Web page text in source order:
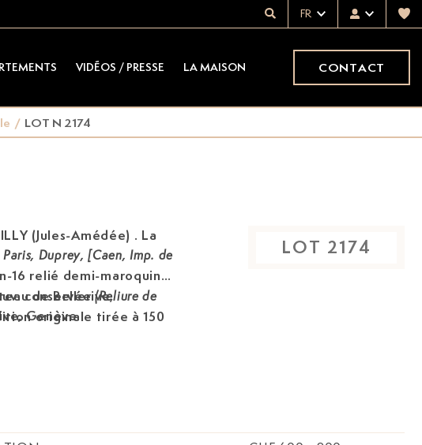
FR
VIDÉOS / PRESSE LA MAISON CONTACT
/ LOT N 2174
(Jules-Amédée) . La
Paris, Duprey, [Caen, Imp. de
16 relié demi-maroquin
conservée(Reliure de
originale tirée à 150
non chiffrées de la
de Bellerive,
Genève
LOT 2174